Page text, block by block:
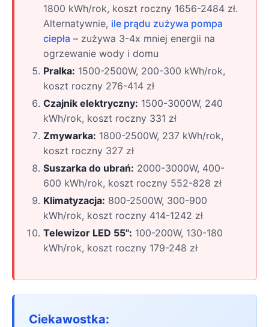
1800 kWh/rok, koszt roczny 1656-2484 zł.
Alternatywnie, ile prądu zużywa pompa
ciepła – zużywa 3-4x mniej energii na
ogrzewanie wody i domu
Pralka: 1500-2500W, 200-300 kWh/rok,
koszt roczny 276-414 zł
Czajnik elektryczny: 1500-3000W, 240
kWh/rok, koszt roczny 331 zł
Zmywarka: 1800-2500W, 237 kWh/rok,
koszt roczny 327 zł
Suszarka do ubrań: 2000-3000W, 400-
600 kWh/rok, koszt roczny 552-828 zł
Klimatyzacja: 800-2500W, 300-900
kWh/rok, koszt roczny 414-1242 zł
Telewizor LED 55": 100-200W, 130-180
kWh/rok, koszt roczny 179-248 zł
Ciekawostka: